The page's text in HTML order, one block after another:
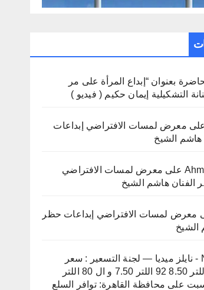
بعنوان “إبداع المرأة على مر
التشكيلية إيمان حكيم ( فيديو )
على معرض لمسات الافتراضي إبداعات
هاشم الشيخ
على معرض لمسات الافتراضي
الفنان هاشم الشيخ
معرض لمسات الافتراضي إبداعات حظر
الشيخ
NilesMedia - نايلز ميديا — لجنة التسعير : سعر
البنزين 95 اللتر 8.50 92 اللتر 7.50 و ال 80 اللتر
على محافظة القاهرة: توافر السلع